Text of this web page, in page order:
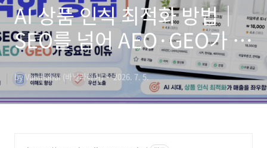
AI 상품 인식 최적화 방법｜
SEO를 넘어 AEO·GEO가 중
요한 이유
by Vanillahai (바닐라하이) 2026. 7. 5.